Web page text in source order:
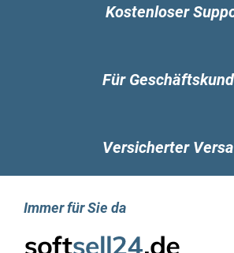
Kostenloser
Für
Versicherter
Immer für Sie da